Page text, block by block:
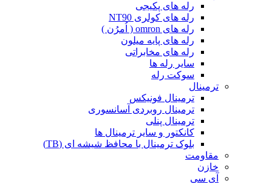
رله های پکیجی
رله های کولری NT90
رله های omron ( اُمرُن )
رله های پایه میلون
رله های مخابراتی
سایر رله ها
سوکت رله
ترمینال
ترمینال فونیکس
ترمینال روبردی آسانسوری
ترمینال پنلی
کانکتور و سایر ترمینال ها
بلوک ترمینال با محافظ شیشه ای (TB)
مقاومت
خازن
آی سی